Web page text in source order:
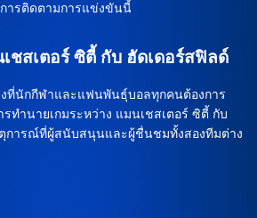
ารติดตามการแข่งขันนี้
ชสเตอร์ ซิตี้ กับ ฮัดเดอร์สฟิลด์
ที่นักกีฬาและแฟนพันธุ์บอลทุกคนต้องการ
รทำนายเกมระหว่าง แมนเชสเตอร์ ซิตี้ กับ
ตุการณ์ที่ผู้สนับสนุนและผู้ชื่นชมทั้งสองทีมต่าง